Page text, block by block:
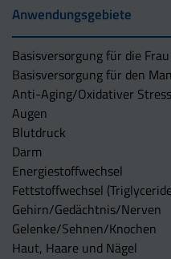
Anwendungsgebiete
Basisversorgung für die Frau
Basisversorgung für den
Anti-Aging/Oxidativer
Augen
Blutdruck
Darm
Energiestoffwechsel
Fettstoffwechsel
Gehirn/Gedächtnis/Nerven
Gelenke/Sehnen/Knochen
Haut, Haare und Nägel